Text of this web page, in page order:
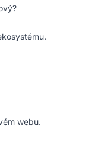
webu.